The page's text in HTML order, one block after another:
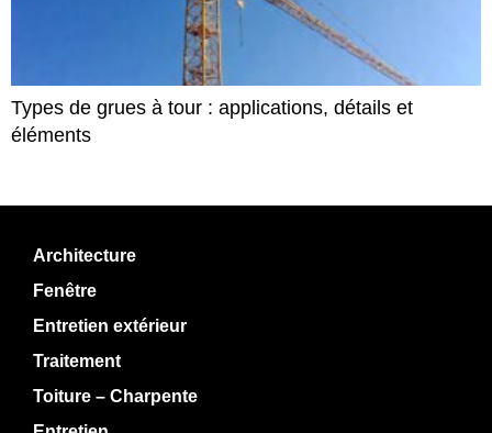
Types de grues à tour : applications, détails et
éléments
Architecture
Fenêtre
Entretien extérieur
Traitement
Toiture – Charpente